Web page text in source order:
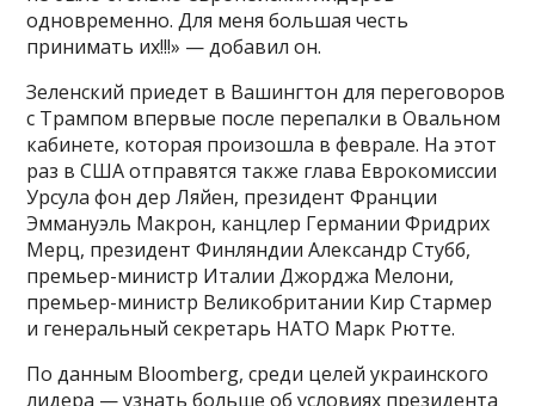
одновременно. Для меня большая честь
принимать их!!!» — добавил он.
Зеленский приедет в Вашингтон для переговоров
с Трампом впервые после перепалки в Овальном
кабинете, которая произошла в феврале. На этот
раз в США отправятся также глава Еврокомиссии
Урсула фон дер Ляйен, президент Франции
Эммануэль Макрон, канцлер Германии Фридрих
Мерц, президент Финляндии Александр Стубб,
премьер-министр Италии Джорджа Мелони,
премьер-министр Великобритании Кир Стармер
и генеральный секретарь НАТО Марк Рютте.
По данным Bloomberg, среди целей украинского
лидера — узнать больше об условиях президента